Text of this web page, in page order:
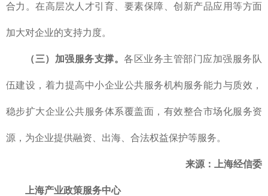
合力。在高层次人才引育、要素保障、创新产品应用等方面
加大对企业的支持力度。
（三）加强服务支撑。各区业务主管部门应加强服务队
伍建设，着力提高中小企业公共服务机构服务能力与质效，
稳步扩大企业公共服务体系覆盖面，有效整合市场化服务资
源，为企业提供融资、出海、合法权益保护等服务。
来源：上海经信委
上海产业政策服务中心